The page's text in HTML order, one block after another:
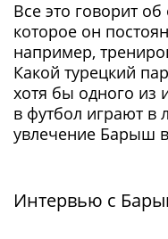
Все это говорит
которое он
например,
Какой турецкий
хотя бы одного из
в футбол играют в
увлечение Барыш
Интервью c